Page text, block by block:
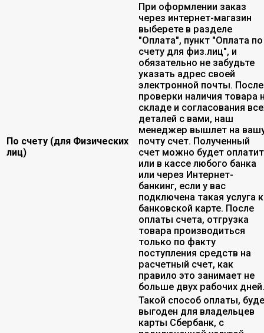
По счету (для Физических
лиц)
При оформлении заказ
через интернет-магазин
выберете в разделе
"Оплата", пункт "Оплата по
счету для физ.лиц", и
обязательно не забудьте
указать адрес своей
электронной почты. После
проверки наличия товара
складе и согласования
деталей с вами, наш
менеджер вышлет на
почту счет. Полученный
счет можно будет
или в кассе любого банка
или через Интернет-
банкинг, если у вас
подключена такая услуга к
банковской карте. После
оплаты счета, отгрузка
товара производиться
только по факту
поступления средств на
расчетный счет, как
правило это занимает не
больше двух рабочих дней.
Такой способ оплаты,
выгоден для владельцев
карты Сбербанк, с